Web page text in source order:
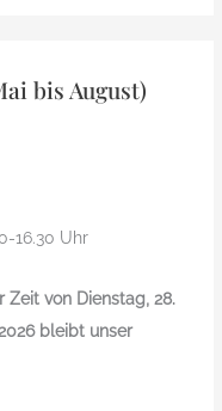
bis August)
16.30 Uhr
Zeit von Dienstag, 28.
bleibt unser